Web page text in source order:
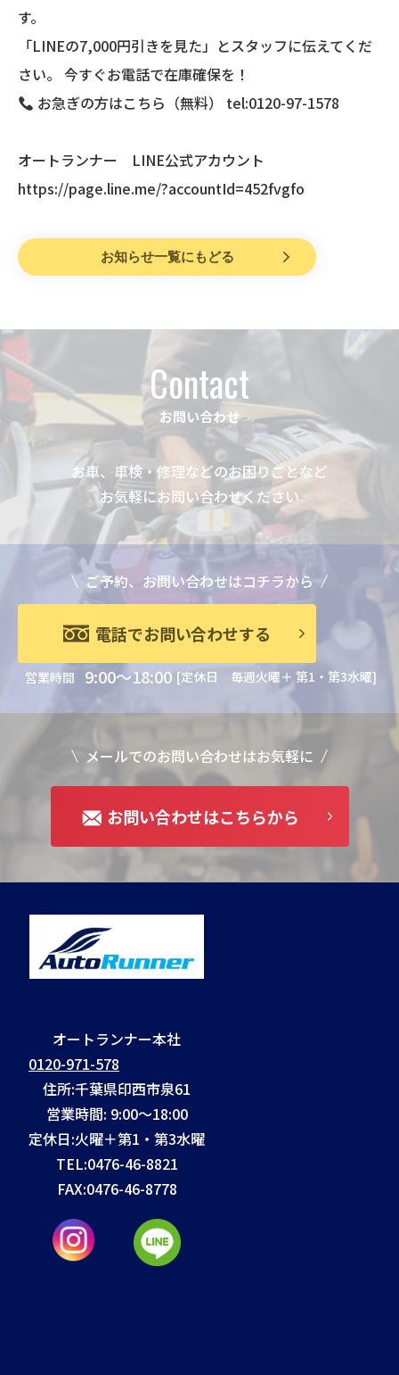
す。
「LINEの7,000円引きを見た」とスタッフに伝えてくだ
さい。 今すぐお電話で在庫確保を！
お急ぎの方はこちら（無料） tel:0120-97-1578
オートランナー LINE公式アカウント
https://page.line.me/?accountId=452fvgfo
お知らせ一覧にもどる
Contact
お問い合わせ
お車、車検・修理などのお困りごとなど
お気軽にお問い合わせください
ご予約、お問い合わせはコチラから
電話でお問い合わせする
営業時間 9:00～18:00 [定休日 毎週火曜＋ 第1・第3水曜]
メールでのお問い合わせはお気軽に
お問い合わせはこちらから
オートランナー本社
0120-971-578
住所:千葉県印西市泉61
営業時間: 9:00～18:00
定休日:火曜＋第1・第3水曜
TEL:0476-46-8821
FAX:0476-46-8778